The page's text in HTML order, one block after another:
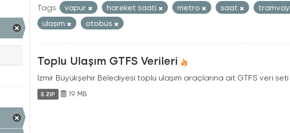
Tags:
vapur hareket saati metro saat tramvay
ulaşım
otobüs
Toplu Ulaşım GTFS Verileri
İzmir Büyükşehir Belediyesi toplu ulaşım araçlarına ait GTFS veri seti
5 ZIP 19 MB